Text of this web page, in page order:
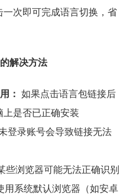
次即可完成语言切换，省
解决方法
： 如果点击语言包链接后
是否已正确安装
登录账号会导致链接无法
些浏览器可能无法正确识别
系统默认浏览器（如安卓